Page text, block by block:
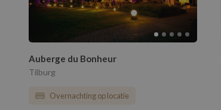
Auberge du Bonheur
Tilburg
Overnachting op locatie